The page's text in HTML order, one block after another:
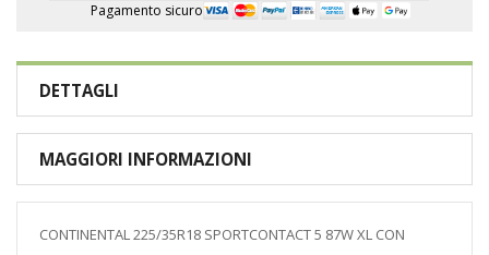
Pagamento sicuro
DETTAGLI
MAGGIORI INFORMAZIONI
CONTINENTAL 225/35R18 SPORTCONTACT 5 87W XL CON